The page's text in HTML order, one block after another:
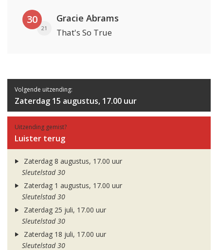
30
21
Gracie Abrams
That's So True
Volgende uitzending:
Zaterdag 15 augustus, 17.00 uur
Uitzending gemist?
Luister terug
Zaterdag 8 augustus, 17.00 uur
Sleutelstad 30
Zaterdag 1 augustus, 17.00 uur
Sleutelstad 30
Zaterdag 25 juli, 17.00 uur
Sleutelstad 30
Zaterdag 18 juli, 17.00 uur
Sleutelstad 30